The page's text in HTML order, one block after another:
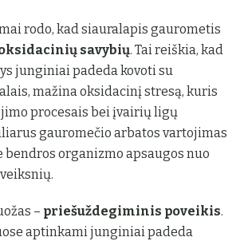
rodo, kad siauralapis gaurometis
savybių. Tai reiškia, kad
junginiai padeda kovoti su
mažina oksidacinį stresą, kuris
procesais bei įvairių ligų
gauromečio arbatos vartojimas
organizmo apsaugos nuo
– priešuždegiminis poveikis.
aptinkami junginiai padeda